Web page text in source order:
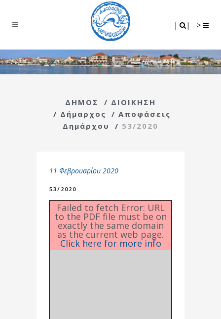
| | ->
ΔΗΜΟΣ / ΔΙΟΙΚΗΣΗ
/ Δήμαρχος / Αποφάσεις
Δημάρχου
/ 53/2020
11 Φεβρουαρίου 2020
53/2020
Failed to fetch Error: URL
to the PDF file must be on
exactly the same domain
as the current web page.
Click here for more info